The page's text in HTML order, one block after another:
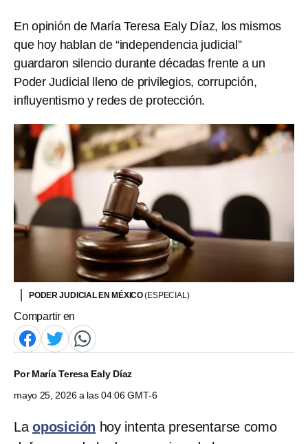
En opinión de María Teresa Ealy Díaz, los mismos
que hoy hablan de “independencia judicial”
guardaron silencio durante décadas frente a un
Poder Judicial lleno de privilegios, corrupción,
influyentismo y redes de protección.
PODER JUDICIAL EN MÉXICO(ESPECIAL)
Compartir en
PorMaría Teresa Ealy Díaz
mayo 25, 2026 a las 04:06 GMT-6
La oposición hoy intenta presentarse como